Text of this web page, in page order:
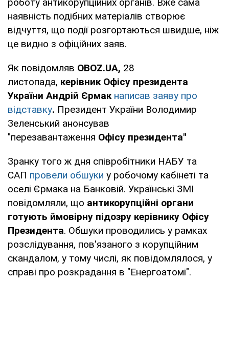
наявність подібних матеріалів створює
відчуття, що події розгортаються швидше, ніж
це видно з офіційних заяв.
Як повідомляв OBOZ.UA, 28
листопада, керівник Офісу президента
України Андрій Єрмакнаписав заяву про
відставку. Президент України Володимир
Зеленський анонсував
"перезавантаження Офісу президента"
Зранку того ж дня співробітники НАБУ та
САП провели обшуки у робочому кабінеті та
оселі Єрмака на Банковій. Українські ЗМІ
повідомляли, що антикорупційні органи
готують ймовірну підозру керівнику Офісу
Президента. Обшуки проводились у рамках
розслідування, пов'язаного з корупційним
скандалом, у тому числі, як повідомлялося, у
справі про розкрадання в "Енергоатомі".